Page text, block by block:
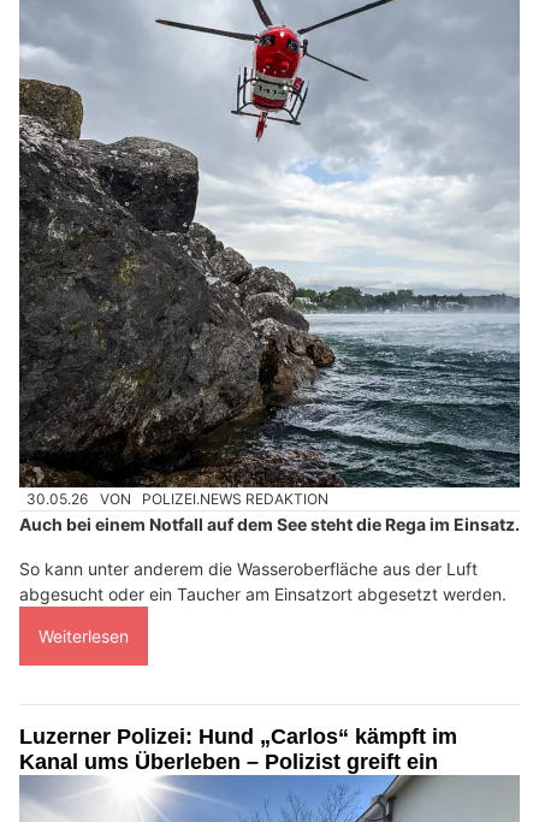
30.05.26 VON POLIZEI.NEWS REDAKTION
Auch bei einem Notfall auf dem See steht die Rega im Einsatz.
So kann unter anderem die Wasseroberfläche aus der Luft
abgesucht oder ein Taucher am Einsatzort abgesetzt werden.
Weiterlesen
Luzerner Polizei: Hund „Carlos“ kämpft im
Kanal ums Überleben – Polizist greift ein